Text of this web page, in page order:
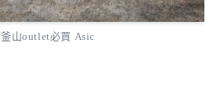
釜山outlet必買 Asic